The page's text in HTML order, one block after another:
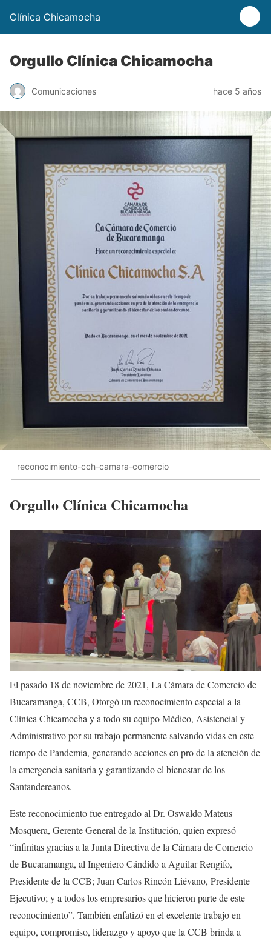
Clínica Chicamocha
Orgullo Clínica Chicamocha
Comunicaciones hace 5 años
reconocimiento-cch-camara-comercio
Orgullo Clínica Chicamocha
El pasado 18 de noviembre de 2021, La Cámara de Comercio de
Bucaramanga, CCB, Otorgó un reconocimiento especial a la
Clínica Chicamocha y a todo su equipo Médico, Asistencial y
Administrativo por su trabajo permanente salvando vidas en este
tiempo de Pandemia, generando acciones en pro de la atención de
la emergencia sanitaria y garantizando el bienestar de los
Santandereanos.
Este reconocimiento fue entregado al Dr. Oswaldo Mateus
Mosquera, Gerente General de la Institución, quien expresó
“infinitas gracias a la Junta Directiva de la Cámara de Comercio
de Bucaramanga, al Ingeniero Cándido a Aguilar Rengifo,
Presidente de la CCB; Juan Carlos Rincón Liévano, Presidente
Ejecutivo; y a todos los empresarios que hicieron parte de este
reconocimiento”. También enfatizó en el excelente trabajo en
equipo, compromiso, liderazgo y apoyo que la CCB brinda a